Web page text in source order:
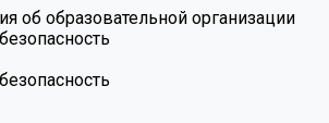
об образовательной организации